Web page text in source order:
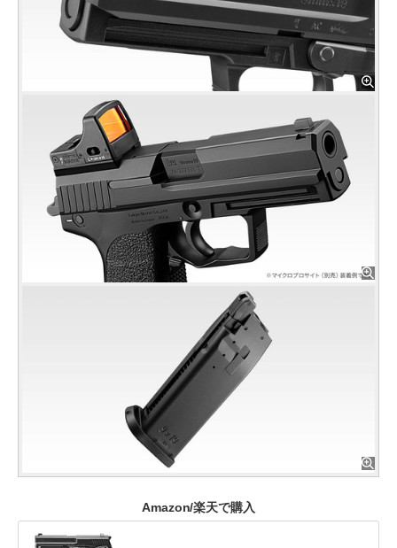
Amazon/楽天で購入